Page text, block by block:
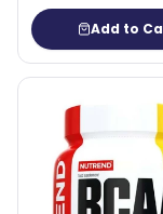
Add to